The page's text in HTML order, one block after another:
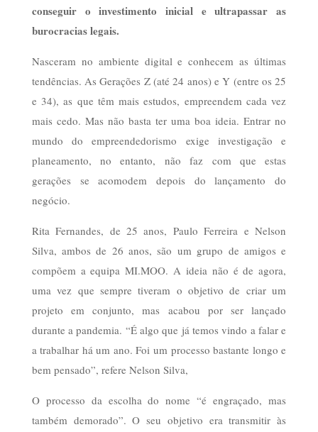
conseguir o investimento inicial e ultrapassar as
burocracias legais.
Nasceram no ambiente digital e conhecem as últimas
tendências. As Gerações Z (até 24 anos) e Y (entre os 25
e 34), as que têm mais estudos, empreendem cada vez
mais cedo. Mas não basta ter uma boa ideia. Entrar no
mundo do empreendedorismo exige investigação e
planeamento, no entanto, não faz com que estas
gerações se acomodem depois do lançamento do
negócio.
Rita Fernandes, de 25 anos, Paulo Ferreira e Nelson
Silva, ambos de 26 anos, são um grupo de amigos e
compõem a equipa MI.MOO. A ideia não é de agora,
uma vez que sempre tiveram o objetivo de criar um
projeto em conjunto, mas acabou por ser lançado
durante a pandemia. “É algo que já temos vindo a falar e
a trabalhar há um ano. Foi um processo bastante longo e
bem pensado”, refere Nelson Silva,
O processo da escolha do nome “é engraçado, mas
também demorado”. O seu objetivo era transmitir às